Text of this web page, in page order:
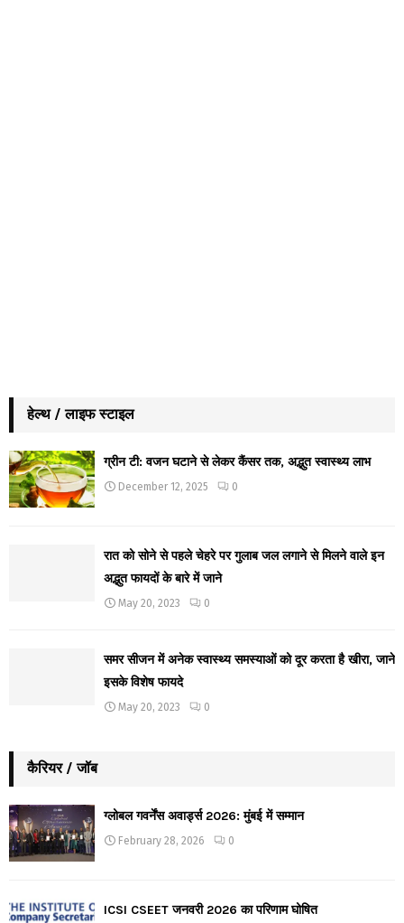
हेल्थ / लाइफ स्टाइल
ग्रीन टी: वजन घटाने से लेकर कैंसर तक, अद्भुत स्वास्थ्य लाभ
December 12, 2025 0
रात को सोने से पहले चेहरे पर गुलाब जल लगाने से मिलने वाले इन
अद्भुत फायदों के बारे में जाने
May 20, 2023 0
समर सीजन में अनेक स्वास्थ्य समस्याओं को दूर करता है खीरा, जाने
इसके विशेष फायदे
May 20, 2023 0
कैरियर / जॉब
ग्लोबल गवर्नेंस अवार्ड्स 2026: मुंबई में सम्मान
February 28, 2026 0
ICSI CSEET जनवरी 2026 का परिणाम घोषित